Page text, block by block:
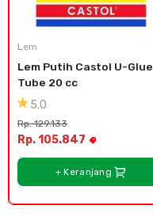
Lem
Lem Putih Castol U-Glue
Tube 20 cc
5.0
Rp. 129.133
Rp. 105.847
+ Keranjang